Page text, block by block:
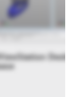
Desktop